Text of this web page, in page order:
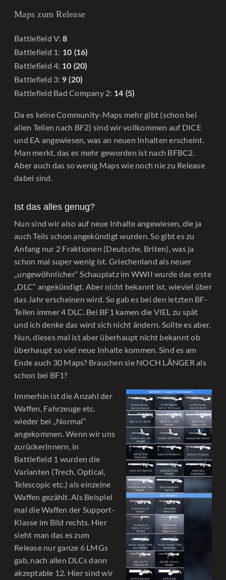
Maps zum Release
Battlefield V: 8
Battlefield 1: 10 (16)
Battlefield 4: 10 (20)
Battlefield 3: 9 (20)
Battlefield Bad Company 2: 14 (5)
Da es keine Community-Maps mehr gibt (schon bei
allen Teilen nach BF2) sind wir vollkommen auf DICE
und EA angewiesen, was an neuen Inhalten erscheint.
Man merkt, das es mehr geworden ist nach BFBC2.
Aber auch das so wenig Maps wie noch nie zu Release
dabei sind.
Ist das alles genug?
Nun sind wir also auf neue Inhalte angewiesen, die ja
auch Teils schon angekündigt wurden. So gibt es zu
Anfang nur 2 Fraktionen (Deutsche, Briten), was ja
schon mal super wenig ist. Griechenland als neuer
„ungewöhnlicher“ Schauplatz im WWII wurde das erste
„DLC“ angekündigt. Aber nicht bekannt ist, wieviel über
das Jahr erscheinen wird. So gab es bei den letzten BF-
Teilen immer 4 DLC. Bei BF1 kamen die VIEL zu spät
und ich denke das wird sich nicht ändern. Sollte es aber.
Nun, dieses mal ist aber überhaupt nicht bekannt ob
überhaupt so viel neue Inhalte kommen. Sind es am
Ende auch 30 Maps? Brauchen sie NOCH LÄNGER als
schon bei BF1?
Immerhin ist die Anzahl der
Waffen, Fahrzeuge etc.
wieder bei „Normal“
angekommen. Wenn wir uns
zurückerinnern, in
Battlefield 1 wurden die
Varianten (Trech, Optical,
Telescopic etc.) als einzelne
Waffen gezählt. Als Beispiel
mal die Waffen der Support-
Klasse im Bild rechts. Hier
sieht man das es zum
Release nur ganze 6 LMGs
gab, nach allen DLCs dann
akzeptable 12. Hier sind wir